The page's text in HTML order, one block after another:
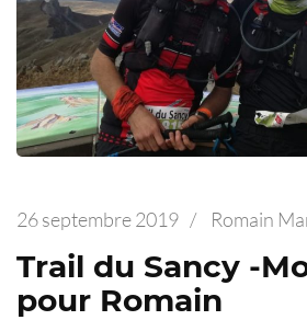
26 septembre 2019 / Romain
Trail du Sancy -
pour Romain